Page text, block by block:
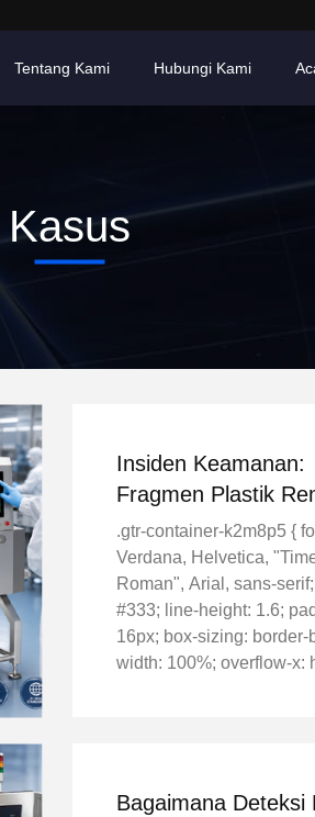
Tentang Kami Hubungi Kami
Kasus
Insiden Keamanan:
Fragmen Plastik
Ditemukan Di
Ikan Beku
.gtr-container-k2m8p5 {
Verdana, Helvetica,
Roman", Arial, sans-
#333; line-height: 1.6;
16px; box-sizing: border-
width: 100%; overflow-x:
Bagaimana Deteksi